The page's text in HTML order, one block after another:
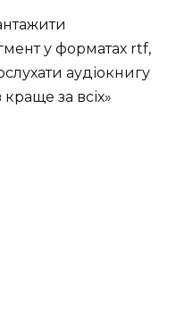
у форматах rtf,
аудіокнигу
за всіх»